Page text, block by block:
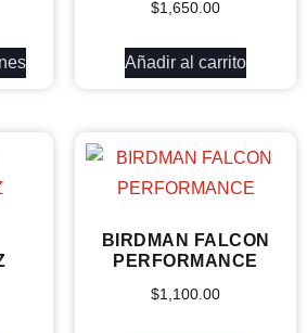
$1,650.00
Añadir al carrito
BIRDMAN FALCON
PERFORMANCE
$1,100.00